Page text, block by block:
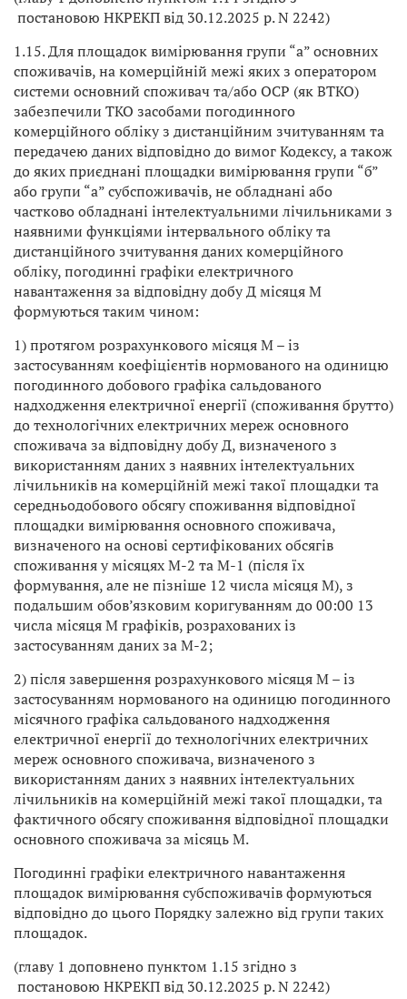
постановою НКРЕКП від 30.12.2025 р. N 2242)
1.15. Для площадок вимірювання групи “а” основних
споживачів, на комерційній межі яких з оператором
системи основний споживач та/або ОСР (як ВТКО)
забезпечили ТКО засобами погодинного
комерційного обліку з дистанційним зчитуванням та
передачею даних відповідно до вимог Кодексу, а також
до яких приєднані площадки вимірювання групи “б”
або групи “а” субспоживачів, не обладнані або
частково обладнані інтелектуальними лічильниками з
наявними функціями інтервального обліку та
дистанційного зчитування даних комерційного
обліку, погодинні графіки електричного
навантаження за відповідну добу Д місяця М
формуються таким чином:
1) протягом розрахункового місяця М – із
застосуванням коефіцієнтів нормованого на одиницю
погодинного добового графіка сальдованого
надходження електричної енергії (споживання брутто)
до технологічних електричних мереж основного
споживача за відповідну добу Д, визначеного з
використанням даних з наявних інтелектуальних
лічильників на комерційній межі такої площадки та
середньодобового обсягу споживання відповідної
площадки вимірювання основного споживача,
визначеного на основі сертифікованих обсягів
споживання у місяцях М-2 та М-1 (після їх
формування, але не пізніше 12 числа місяця М), з
подальшим обов’язковим коригуванням до 00:00 13
числа місяця М графіків, розрахованих із
застосуванням даних за М-2;
2) після завершення розрахункового місяця М – із
застосуванням нормованого на одиницю погодинного
місячного графіка сальдованого надходження
електричної енергії до технологічних електричних
мереж основного споживача, визначеного з
використанням даних з наявних інтелектуальних
лічильників на комерційній межі такої площадки, та
фактичного обсягу споживання відповідної площадки
основного споживача за місяць М.
Погодинні графіки електричного навантаження
площадок вимірювання субспоживачів формуються
відповідно до цього Порядку залежно від групи таких
площадок.
(главу 1 доповнено пунктом 1.15 згідно з
постановою НКРЕКП від 30.12.2025 р. N 2242)